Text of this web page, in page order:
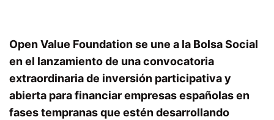
Open Value Foundation se une a la Bolsa Social
en el lanzamiento de una convocatoria
extraordinaria de inversión participativa y
abierta para financiar empresas españolas en
fases tempranas que estén desarrollando